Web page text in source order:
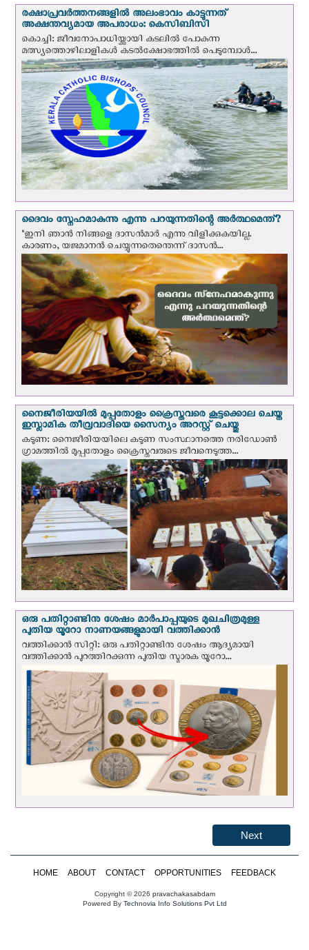
രക്ഷാപ്രവര്‍ത്തനങ്ങളില്‍ അലംഭാവം കാട്ടുന്നത്
അക്ഷന്തവ്യമായ അപരാധം: കെസിബിസി
കൊച്ചി: ജീവനോപാധിയ്ക്കായി കടലില്‍ പോകുന്ന
മത്സ്യത്തൊഴിലാളികള്‍ കടല്‍ക്ഷോഭത്തില്‍ പെടുമ്പോള്‍...
ദൈവം സ്നേഹമാകുന്നു എന്നു പറയുന്നതിന്റെ അർത്ഥമെന്ത്?
"ഇനി ഞാന്‍ നിങ്ങളെ ദാസന്‍മാര്‍ എന്നു വിളിക്കുകയില്ല.
കാരണം, യജമാനന്‍ ചെയ്യുന്നതെന്തെന്ന് ദാസന്‍...
നൈജീരിയയില്‍ മുപ്പതോളം ക്രൈസ്തവരെ കൂട്ടക്കൊല ചെയ്ത
ഇസ്ലാമിക തീവ്രവാദിയെ സൈന്യം അറസ്റ്റ് ചെയ്തു
കടുണ: നൈജീരിയയിലെ കടുണ സംസ്ഥാനത്തെ നരിഡോൺ
ഗ്രാമത്തിൽ മുപ്പതോളം ക്രൈസ്തവരുടെ ജീവനെടുത്ത...
ഒരു പതിറ്റാണ്ടിനു ശേഷം മാർപാപ്പയുടെ മുഖചിത്രമുള്ള
പുതിയ യൂറോ നാണയങ്ങളുമായി വത്തിക്കാന്‍
വത്തിക്കാന്‍ സിറ്റി: ഒരു പതിറ്റാണ്ടിനു ശേഷം ആദ്യമായി
വത്തിക്കാൻ പുറത്തിറക്കുന്ന പുതിയ സ്മാരക യൂറോ...
Next
HOME ABOUT CONTACT OPPORTUNITIES FEEDBACK
Copyright © 2026 pravachakasabdam
Powered ByTechnovia Info Solutions Pvt Ltd